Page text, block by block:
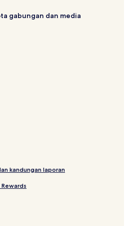
gabungan dan media
kandungan laporan